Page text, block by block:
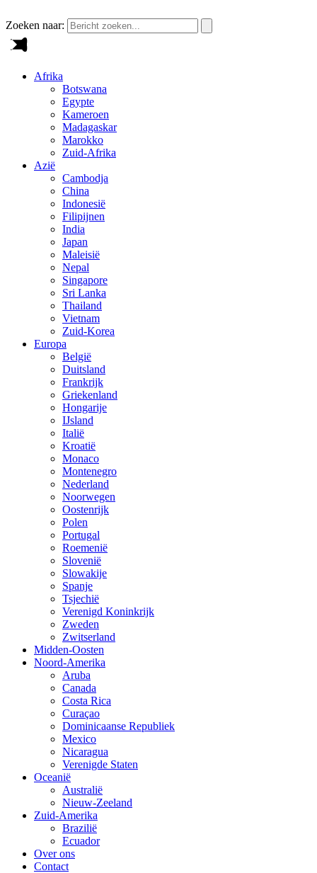
Zoeken naar:
Afrika
Botswana
Egypte
Kameroen
Madagaskar
Marokko
Zuid-Afrika
Azië
Cambodja
China
Indonesië
Filipijnen
India
Japan
Maleisië
Nepal
Singapore
Sri Lanka
Thailand
Vietnam
Zuid-Korea
Europa
België
Duitsland
Frankrijk
Griekenland
Hongarije
IJsland
Italië
Kroatië
Monaco
Montenegro
Nederland
Noorwegen
Oostenrijk
Polen
Portugal
Roemenië
Slovenië
Slowakije
Spanje
Tsjechië
Verenigd Koninkrijk
Zweden
Zwitserland
Midden-Oosten
Noord-Amerika
Aruba
Canada
Costa Rica
Curaçao
Dominicaanse Republiek
Mexico
Nicaragua
Verenigde Staten
Oceanië
Australië
Nieuw-Zeeland
Zuid-Amerika
Brazilië
Ecuador
Over ons
Contact